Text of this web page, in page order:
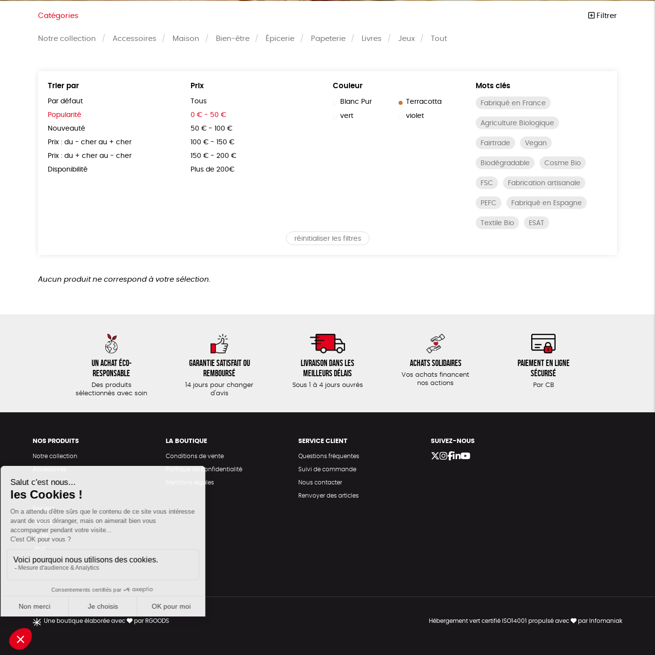
Catégories Filtrer
Notre collection Accessoires Maison Bien-être Épicerie Papeterie Livres Jeux Tout
Trier par
Par défaut
Popularité
Nouveauté
Prix : du - cher au + cher
Prix : du + cher au - cher
Disponibilité
Prix
Tous
0 € - 50 €
50 € - 100 €
100 € - 150 €
150 € - 200 €
Plus de 200€
Couleur
Blanc Pur Terracotta
vert violet
Mots clés
Fabriqué en France
Agriculture Biologique
Fairtrade Vegan
Biodégradable Cosme Bio
FSC Fabrication artisanale
PEFC Fabriqué en Espagne
Textile Bio ESAT
réinitialiser les filtres
Aucun produit ne correspond à votre sélection.
Un achat éco-
responsable
Des produits
sélectionnés avec soin
Garantie satisfait ou
remboursé
14 jours pour changer
d'avis
Livraison dans les
meilleurs délais
Sous 1 à 4 jours ouvrés
Achats solidaires
Vos achats financent
nos actions
Paiement en ligne
sécurisé
Par CB
NOS PRODUITS
Notre collection
Maison
Bien-être
Epicerie
Papeterie
Livres
Jeux
LA BOUTIQUE
Conditions de vente
Politique de confidentialité
Mentions légales
SERVICE CLIENT
Questions fréquentes
Suivi de commande
Nous contacter
Renvoyer des articles
SUIVEZ-NOUS
Une boutique élaborée avec par RGOODS Hébergement vert certifié ISO14001 propulsé avec par Infomaniak